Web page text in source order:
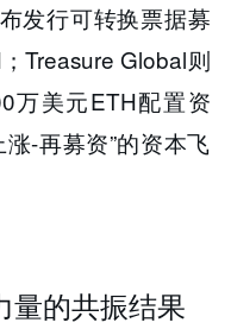
发行可转换票据募
Treasure Global则
万美元ETH配置资
-再募资”的资本飞
量的共振结果